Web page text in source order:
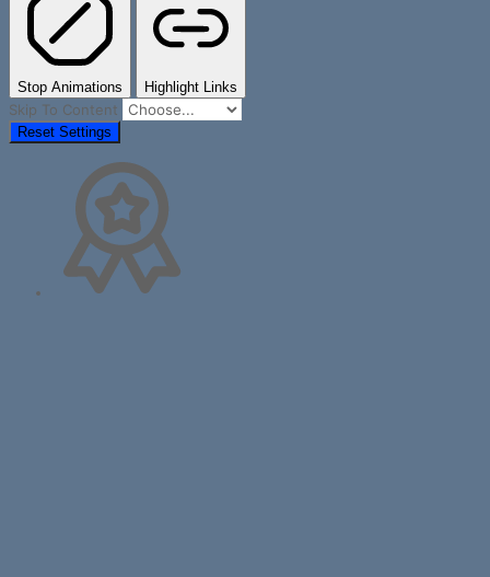
Stop Animations Highlight Links
Skip To Content
Reset Settings